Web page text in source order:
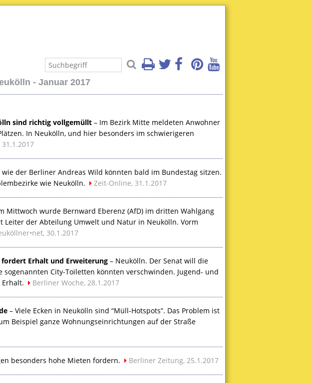
- Januar 2017
sind richtig vollgemüllt– Im Bezirk Mitte meldeten Anwohner
In Neukölln, und hier besonders im schwierigeren
31.1.2017
der Berliner Andreas Wild könnten bald im Bundestag sitzen.
wie Neukölln.
Zeit-Online, 31.1.2017
Mittwoch wurde Bernward Eberenz (AfD) im dritten Wahlgang
der Abteilung Umwelt und Natur in Neukölln. Vorm
30.1.2017
Erhalt und Erweiterung– Neukölln. Der Senat will die
City-Toiletten könnten verschwinden. Jugend- und
Berliner Woche, 28.1.2017
– Viele Ecken in Neukölln sind “Müll-Hotspots”. Das Problem ist
Beispiel ganze Wohnungseinrichtungen auf der Straße
besonders hohe Mieten fordern. Berliner Zeitung, 25.1.2017